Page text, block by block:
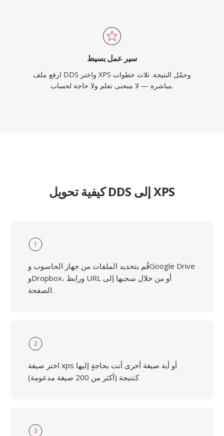
سير عمل بسيط
ارفع ملف DDS واختر XPS وحمّل النتيجة. ثلاث خطوات
مباشرة — لا منحنى تعلم ولا حاجة لحساب.
كيفية تحويل DDS إلى XPS
1
قُم بتحديد الملفات من جهاز الحاسوب وGoogle Drive
وDropbox، ورابط URL أو من خلال سحبها إلى
الصفحة.
2
اختر صيغة xps أو أية صيغة أخرى أنت بحاجةٍ إليها
كنتيجة (أكثر من 200 صيغة مدعومة)
3